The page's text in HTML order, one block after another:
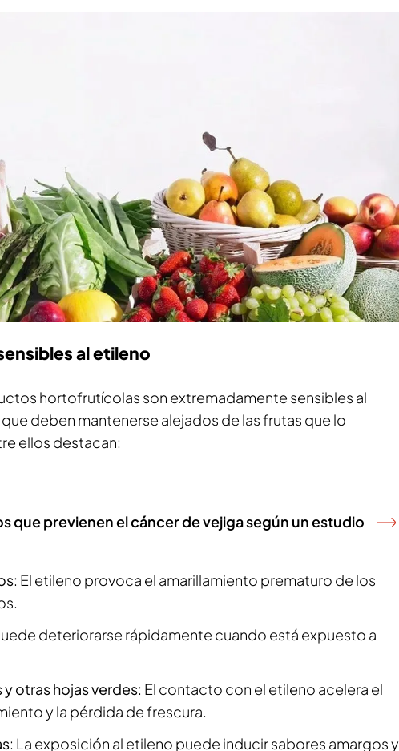
al etileno
hortofrutícolas son extremadamente sensibles al
deben mantenerse alejados de las frutas que lo
ellos destacan:
que previenen el cáncer de vejiga según un estudio
: El etileno provoca el amarillamiento prematuro de los
deteriorarse rápidamente cuando está expuesto a
y otras hojas verdes: El contacto con el etileno acelera el
y la pérdida de frescura.
: La exposición al etileno puede inducir sabores amargos y